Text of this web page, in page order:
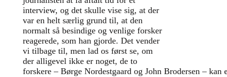
interview, og det skulle vise sig, at der
var en helt særlig grund til, at den
normalt så besindige og venlige forsker
reagerede, som han gjorde. Det vender
vi tilbage til, men lad os først se, om
der alligevel ikke er noget, de to
forskere – Børge Nordestgaard og John Brodersen – kan